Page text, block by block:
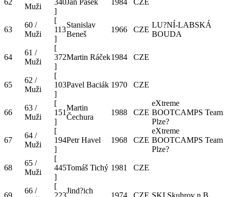
Muži
]
63
60 /
Muži
[
113
]
Stanislav
Beneš
1966 CZE
LU?NÍ-LABSKÁ
BOUDA
64
61 /
Muži
[
372
]
Martin Ráček1984 CZE
65
62 /
Muži
[
103
]
Pavel Baciák 1970 CZE
66
63 /
Muži
[
151
]
Martin
Čechura
1988 CZE
eXtreme
BOOTCAMPS Team
Plze?
67
64 /
Muži
[
194
]
Petr Havel 1968 CZE
eXtreme
BOOTCAMPS Team
Plze?
68
65 /
Muži
[
445
]
Tomáš Tichý 1981 CZE
69
66 /
[
223
Jind?ich
1974 CZE SKI Skuhrov n.B.